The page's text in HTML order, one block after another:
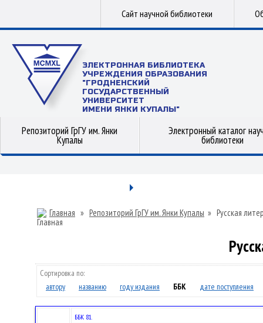
Сайт научной библиотеки
ЭЛЕКТРОННАЯ БИБЛИОТЕКА
УЧРЕЖДЕНИЯ ОБРАЗОВАНИЯ
"ГРОДНЕНСКИЙ
ГОСУДАРСТВЕННЫЙ
УНИВЕРСИТЕТ
ИМЕНИ ЯНКИ КУПАЛЫ"
Репозиторий ГрГУ им. Янки
Купалы
Электронный каталог
библиотеки
Главная » Репозиторий ГрГУ им. Янки Купалы » Русская
Сортировка по:
автору
названию году издания ББК дате поступления
ББК 81.